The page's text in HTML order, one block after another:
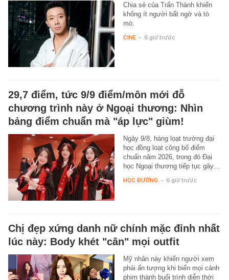
Chia sẻ của Trấn Thành khiến
không ít người bất ngờ và tò
mò.
CINE - 6 giờ trước
29,7 điểm, tức 9/9 điểm/môn mới đỗ
chương trình này ở Ngoại thương: Nhìn
bảng điểm chuẩn mà "áp lực" giùm!
Ngày 9/8, hàng loạt trường đại
học đồng loạt công bố điểm
chuẩn năm 2026, trong đó Đại
học Ngoại thương tiếp tục gây…
HỌC ĐƯỜNG - 6 giờ trước
Chị đẹp xứng danh nữ chính mặc đỉnh nhất
lúc này: Body khét "cân" mọi outfit
Mỹ nhân này khiến người xem
phải ấn tượng khi biến mọi cảnh
phim thành buổi trình diễn thời